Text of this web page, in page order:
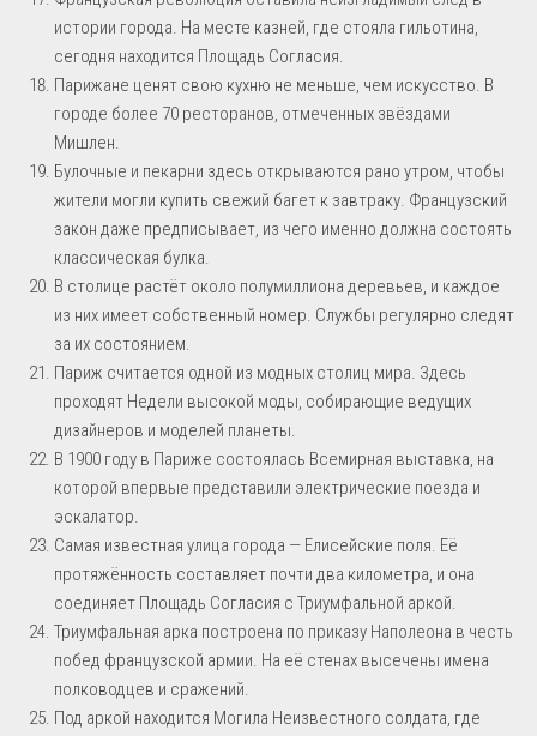
истории города. На месте казней, где стояла гильотина,
сегодня находится Площадь Согласия.
Парижане ценят свою кухню не меньше, чем искусство. В
городе более 70 ресторанов, отмеченных звёздами
Мишлен.
Булочные и пекарни здесь открываются рано утром, чтобы
жители могли купить свежий багет к завтраку. Французский
закон даже предписывает, из чего именно должна состоять
классическая булка.
В столице растёт около полумиллиона деревьев, и каждое
из них имеет собственный номер. Службы регулярно следят
за их состоянием.
Париж считается одной из модных столиц мира. Здесь
проходят Недели высокой моды, собирающие ведущих
дизайнеров и моделей планеты.
В 1900 году в Париже состоялась Всемирная выставка, на
которой впервые представили электрические поезда и
эскалатор.
Самая известная улица города — Елисейские поля. Её
протяжённость составляет почти два километра, и она
соединяет Площадь Согласия с Триумфальной аркой.
Триумфальная арка построена по приказу Наполеона в честь
побед французской армии. На её стенах высечены имена
полководцев и сражений.
Под аркой находится Могила Неизвестного солдата, где